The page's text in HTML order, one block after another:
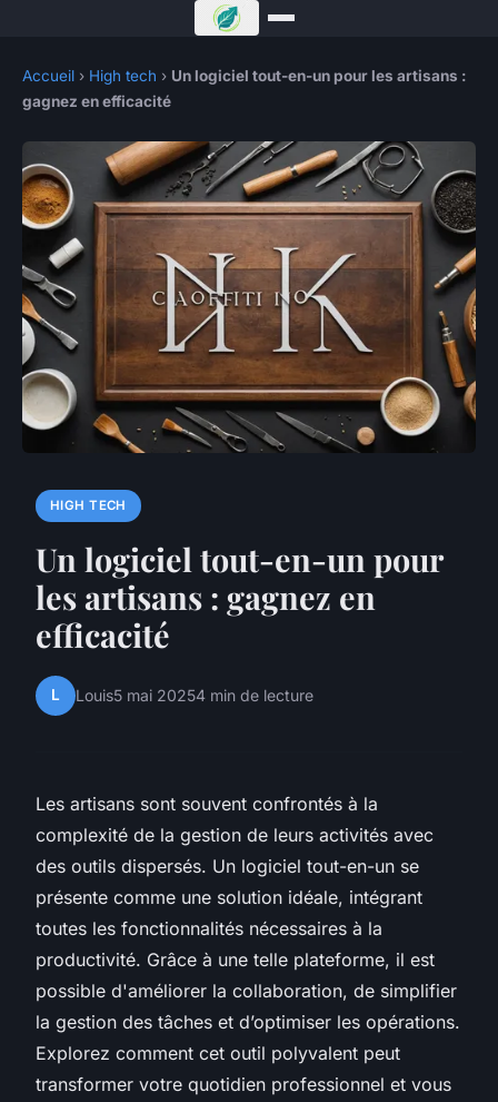
Accueil › High tech › Un logiciel tout-en-un pour les artisans :
gagnez en efficacité
HIGH TECH
Un logiciel tout-en-un pour
les artisans : gagnez en
efficacité
L Louis5 mai 20254 min de lecture
Les artisans sont souvent confrontés à la
complexité de la gestion de leurs activités avec
des outils dispersés. Un logiciel tout-en-un se
présente comme une solution idéale, intégrant
toutes les fonctionnalités nécessaires à la
productivité. Grâce à une telle plateforme, il est
possible d'améliorer la collaboration, de simplifier
la gestion des tâches et d’optimiser les opérations.
Explorez comment cet outil polyvalent peut
transformer votre quotidien professionnel et vous